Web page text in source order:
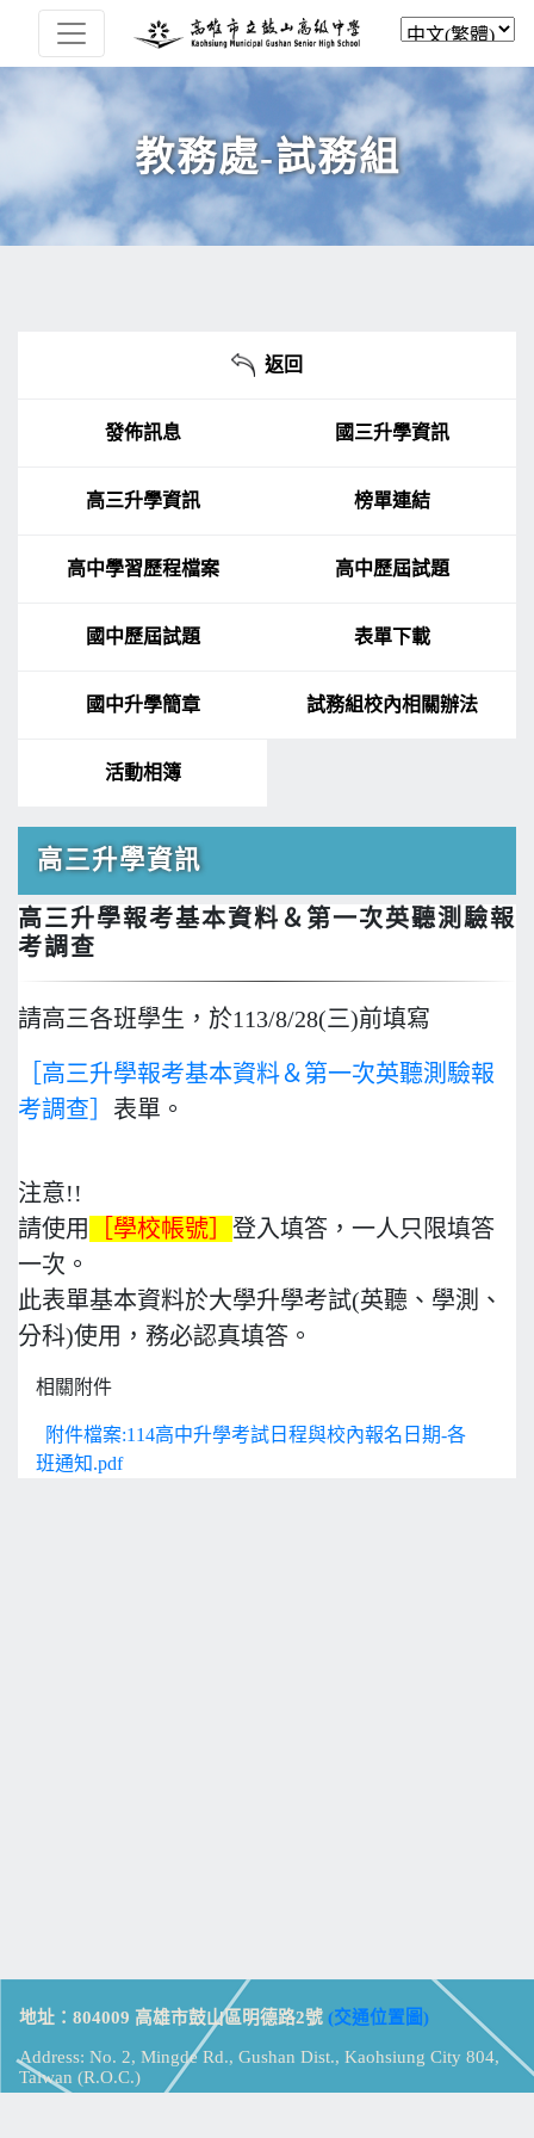
教務處-試務組
返回
發佈訊息 國三升學資訊
高三升學資訊 榜單連結
高中學習歷程檔案 高中歷屆試題
國中歷屆試題 表單下載
國中升學簡章 試務組校內相關辦法
活動相簿
高三升學資訊
高三升學報考基本資料＆第一次英聽測驗報
考調查
請高三各班學生，於113/8/28(三)前填寫
［高三升學報考基本資料＆第一次英聽測驗報
考調查］ 表單。
注意!!
請使用
［學校帳號］ 登入填答，一人只限填答
一次。
此表單基本資料於大學升學考試(英聽、學測、
分科)使用，務必認真填答。
相關附件
附件檔案:114高中升學考試日程與校內報名日期-各
班通知.pdf
地址：804009 高雄市鼓山區明德路2號 (交通位置圖)
Address: No. 2, Mingde Rd., Gushan Dist., Kaohsiung City 804,
Taiwan (R.O.C.)